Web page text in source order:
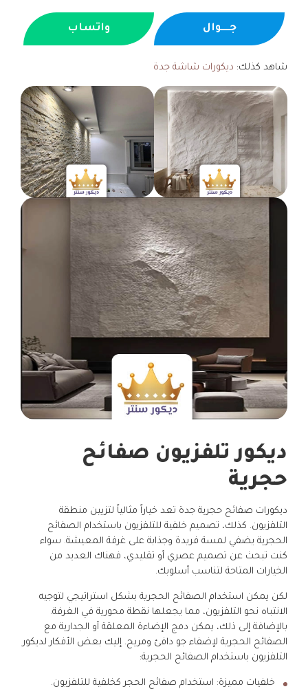
جــــوال واتساب
شاهد كذلك: ديكورات شاشة جدة
ديكور تلفزيون صفائح
حجرية
ديكورات صفائح حجرية جدة تعد خياراً مثالياً لتزيين منطقة
التلفزيون. كذلك، تصميم خلفية للتلفزيون باستخدام الصفائح
الحجرية يضفي لمسة فريدة وجذابة على غرفة المعيشة. سواء
كنت تبحث عن تصميم عصري أو تقليدي، فهناك العديد من
الخيارات المتاحة لتناسب أسلوبك.
لكن يمكن استخدام الصفائح الحجرية بشكل استراتيجي لتوجيه
الانتباه نحو التلفزيون، مما يجعلها نقطة محورية في الغرفة.
بالإضافة إلى ذلك، يمكن دمج الإضاءة المعلقة أو الجدارية مع
الصفائح الحجرية لإضفاء جو دافئ ومريح. إليك بعض الأفكار لديكور
التلفزيون باستخدام الصفائح الحجرية:
خلفيات مميزة: استخدام صفائح الحجر كخلفية للتلفزيون.